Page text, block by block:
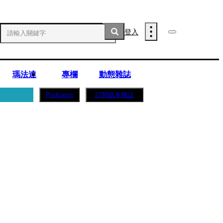
登入
瑪法達 專欄 動態雜誌
Podcasts 訂閱紙本雜誌